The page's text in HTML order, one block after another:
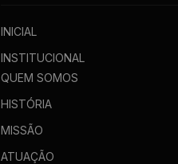
INICIAL
INSTITUCIONAL
QUEM SOMOS
HISTÓRIA
MISSÃO
ATUAÇÃO